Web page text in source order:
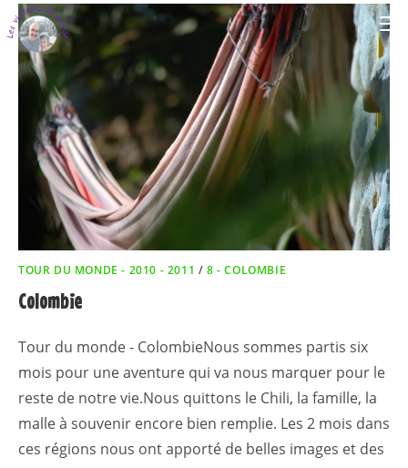
TOUR DU MONDE - 2010 - 2011 /8 - COLOMBIE
Colombie
Tour du monde - ColombieNous sommes partis six
mois pour une aventure qui va nous marquer pour le
reste de notre vie.Nous quittons le Chili, la famille, la
malle à souvenir encore bien remplie. Les 2 mois dans
ces régions nous ont apporté de belles images et des